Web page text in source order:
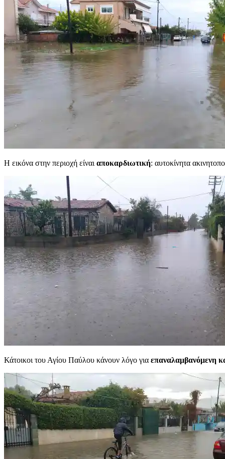
Η εικόνα στην περιοχή είναι αποκαρδιωτική: αυτοκίνητα
Κάτοικοι του Αγίου Παύλου κάνουν λόγο για επαναλαμβανόμενη